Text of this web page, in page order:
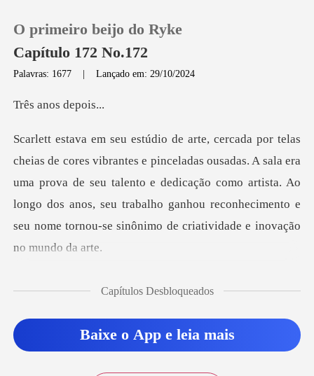
Loja
Histórico
Sair
O primeiro beijo do Ryke
Capítulo 172 No.172
Palavras: 1677 |Lançado em: 29/10/2024
nos de
usadas. A sala era
uma prova de seu talento e dedicação como artista. Ao
longo dos anos, seu traba
Capítulos Desbloqueados
Baixe o App e leia mais